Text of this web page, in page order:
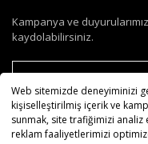
Web sitemizde deneyiminizi
kişiselleştirilmiş içerik ve
sunmak, site trafiğimizi analiz
reklam faaliyetlerimizi
Kampanya ve
kaydolabilirsiniz.